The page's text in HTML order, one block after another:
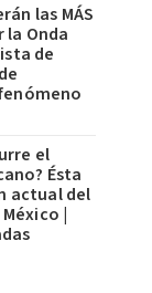
las MÁS
Onda
de
el
Ésta
actual del
|